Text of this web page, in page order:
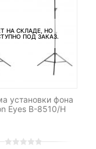
НА СКЛАДЕ, НО
ПОД ЗАКАЗ.
установки фона
Eyes В-8510/H